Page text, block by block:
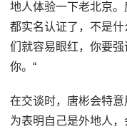
地人体验一下老北京
都实名认证了，不是
们就容易眼红，你要
你。“
在交谈时，唐彬会特
为表明自己是外地人